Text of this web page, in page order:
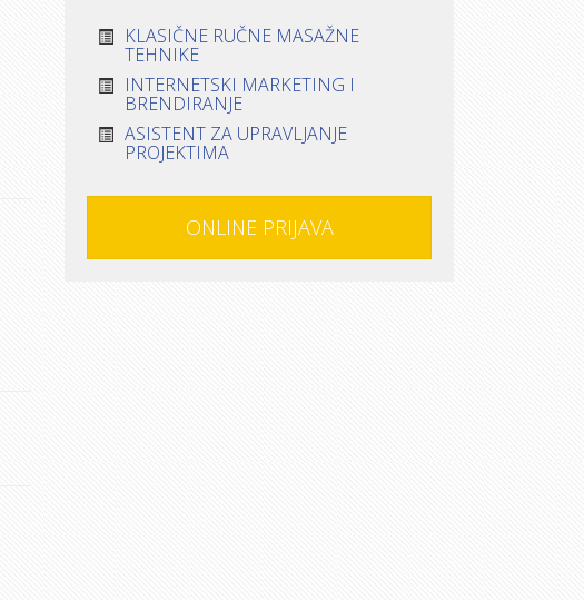
KLASIČNE RUČNE MASAŽNE
TEHNIKE
INTERNETSKI MARKETING I
BRENDIRANJE
ASISTENT ZA UPRAVLJANJE
PROJEKTIMA
ONLINE PRIJAVA